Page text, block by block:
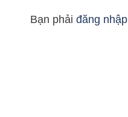
Bạn phải đăng nhập